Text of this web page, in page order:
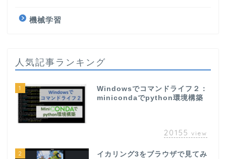
機械学習
人気記事ランキング
1
Windowsでコマンドライフ２：
minicondaでpython環境構築
20155 view
2
イカリング3をブラウザで見てみ